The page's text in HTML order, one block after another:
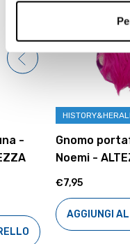
HISTORY&HERALDRY
Gnomo portafortuna
Noemi - ALTEZZA 13
AGGIUNGI AL